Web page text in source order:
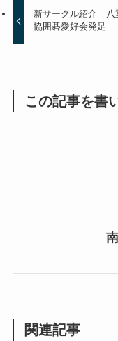
新サークル紹介 八
協囲碁愛好会発足
この記事を書
関連記事